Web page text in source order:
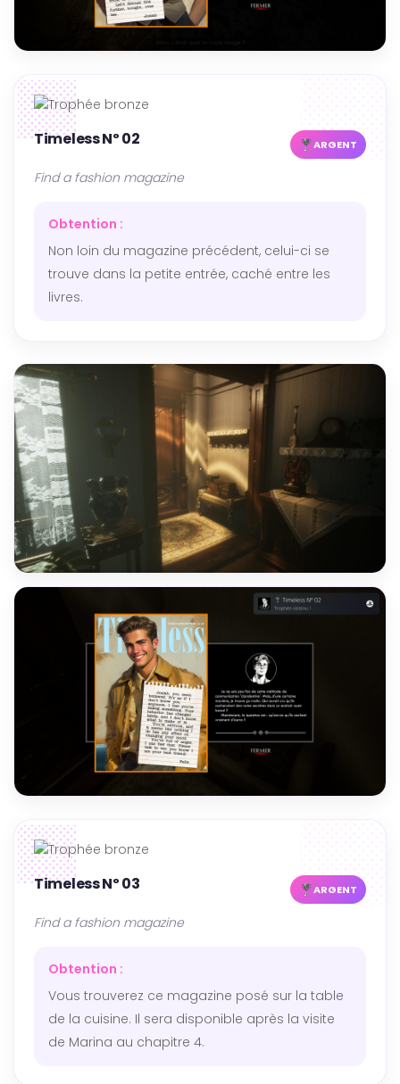
Timeless Nº 02 ARGENT
Find a fashion magazine
Obtention :
Non loin du magazine précédent, celui-ci se
trouve dans la petite entrée, caché entre les
livres.
Timeless Nº 03 ARGENT
Find a fashion magazine
Obtention :
Vous trouverez ce magazine posé sur la table
de la cuisine. Il sera disponible après la visite
de Marina au chapitre 4.